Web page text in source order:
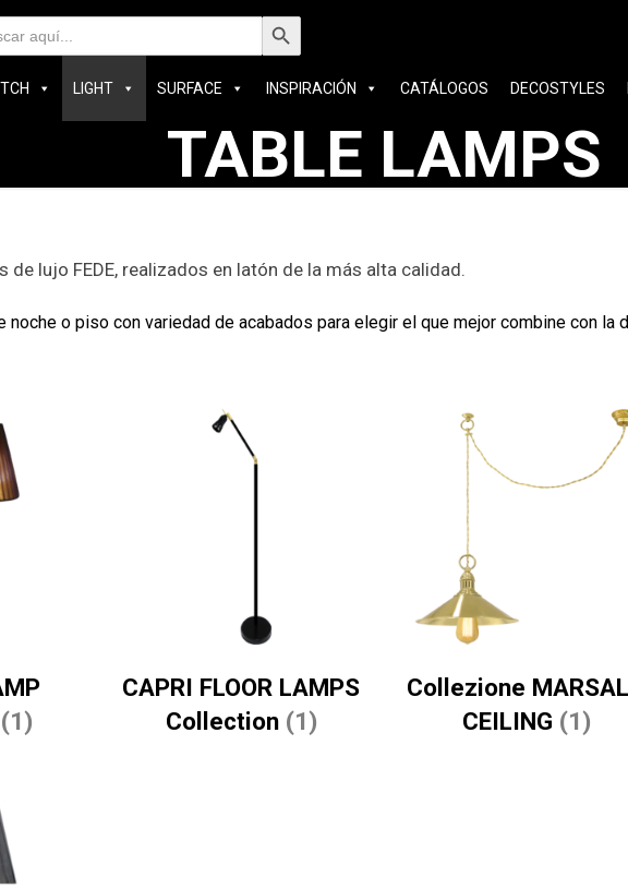
Buscar:
Botón de búsqueda
LIGHT SURFACE INSPIRACIÓN CATÁLOGOS DECOSTYLES
TABLE LAMPS
de lujo FEDE, realizados en latón de la más alta calidad.
noche o piso con variedad de acabados para elegir el que mejor combine con la
(1)
CAPRI FLOOR LAMPS
Collection (1)
Collezione
CEILING (1)